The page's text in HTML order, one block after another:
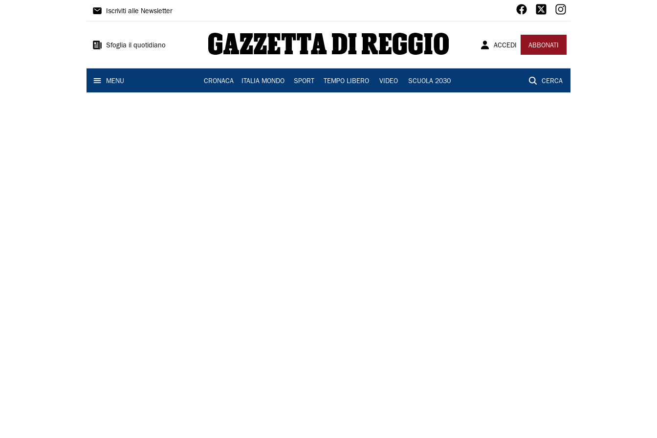
Gazzetta
Reggio
Iscriviti alle Newsletter
Sfoglia il quotidiano ACCEDI ABBONATI
MENU CRONACA ITALIA MONDO SPORT TEMPO LIBERO VIDEO SCUOLA 2030 CERCA